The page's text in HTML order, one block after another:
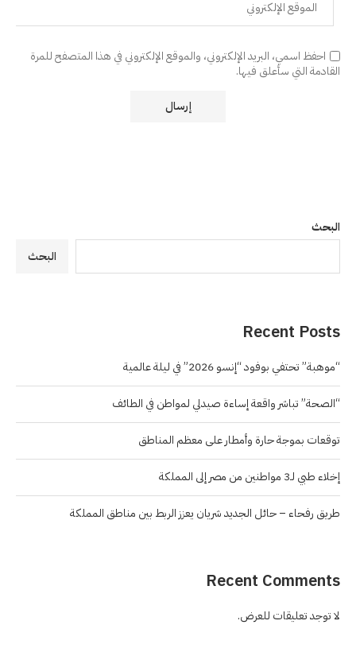
احفظ اسمي، البريد الإلكتروني، والموقع الإلكتروني في هذا المتصفح للمرة
القادمة التي سأعلق فيها.
البحث
البحث
Recent Posts
“موهبة” تحتفي بوفود “إنسو 2026” في ليلة عالمية
“الصحة” تباشر واقعة إساءة صيدلي لمواطن في الطائف
توقعات بموجة حارة وأمطار على معظم المناطق
إخلاء طبي لـ3 مواطنين من مصر إلى المملكة
طريق رفحاء – حائل الجديد شريان يعزز الربط بين مناطق المملكة
Recent Comments
لا توجد تعليقات للعرض.